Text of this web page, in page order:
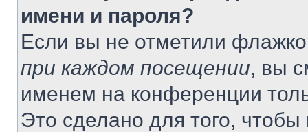
имени и пароля?
Если вы не отметили
при каждом посещении, вы
именем на конференции
Это сделано для того, чтобы